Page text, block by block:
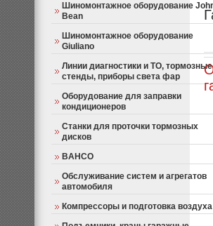
Шиномонтажное оборудование
Bean
Шиномонтажное оборудование
Giuliano
Линии диагностики и ТО, тормозные
стенды, приборы света фар
Оборудование для заправки
кондиционеров
Станки для проточки тормозных
дисков
BAHCO
Обслуживание систем и агрегатов
автомобиля
Компрессоры и подготовка воздуха